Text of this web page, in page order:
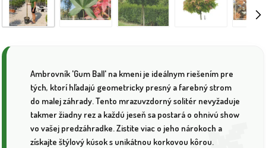
Ambrovník 'Gum Ball' na kmeni je ideálnym riešením pre
tých, ktorí hľadajú geometricky presný a farebný strom
do malej záhrady. Tento mrazuvzdorný solitér nevyžaduje
takmer žiadny rez a každú jeseň sa postará o ohnivú show
vo vašej predzáhradke. Zistite viac o jeho nárokoch a
získajte štýlový kúsok s unikátnou korkovou kôrou.